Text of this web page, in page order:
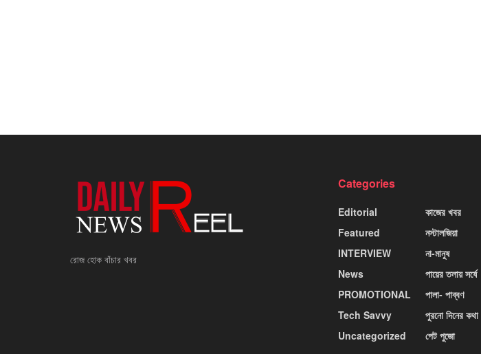
রোজ হোক বাঁচার খবর
Categories
Editorial
Featured
INTERVIEW
News
PROMOTIONAL
Tech Savvy
Uncategorized
কাজের খবর
নস্টালজিয়া
না-মানুষ
পায়ের তলায় সর্ষে
পালা- পাব্বণ
পুরনো দিনের কথা
পেট পুজো